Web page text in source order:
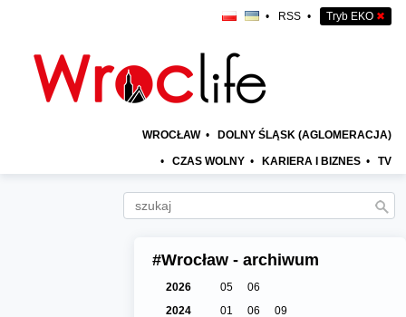
• RSS • Tryb EKO ✖
WROCŁAW • DOLNY ŚLĄSK (AGLOMERACJA)
• CZAS WOLNY • KARIERA I BIZNES • TV
#Wrocław - archiwum
2026 05
06
2024
01 06
09